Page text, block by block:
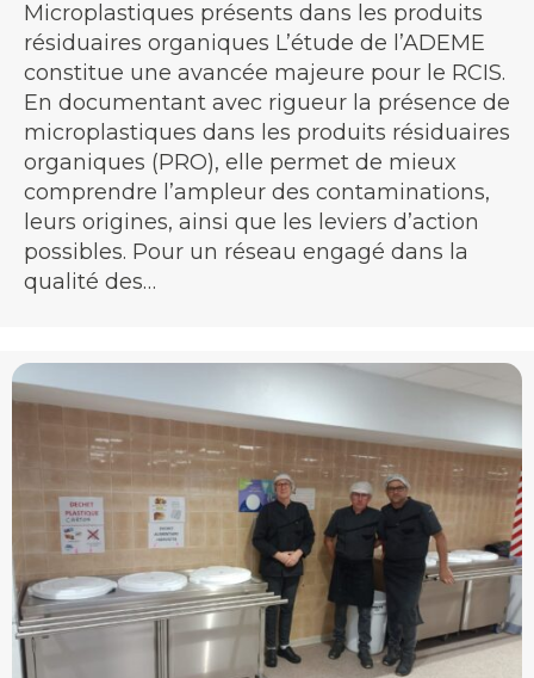
Microplastiques présents dans les produits
résiduaires organiques L’étude de l’ADEME
constitue une avancée majeure pour le RCIS.
En documentant avec rigueur la présence de
microplastiques dans les produits résiduaires
organiques (PRO), elle permet de mieux
comprendre l’ampleur des contaminations,
leurs origines, ainsi que les leviers d’action
possibles. Pour un réseau engagé dans la
qualité des…